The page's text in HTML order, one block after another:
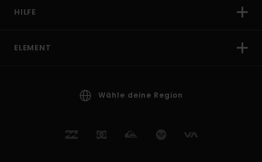
HILFE
ELEMENT
Wähle deine Region